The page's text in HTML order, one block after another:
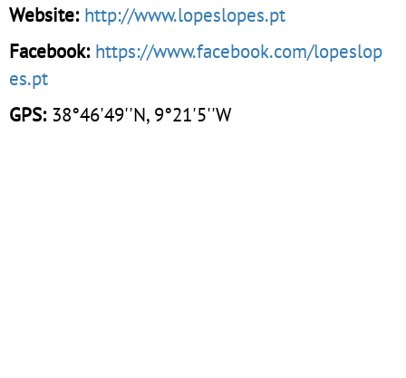
Website: http://www.lopeslopes.pt
Facebook: https://www.facebook.com/lopeslop
es.pt
GPS:38°46'49''N, 9°21'5''W